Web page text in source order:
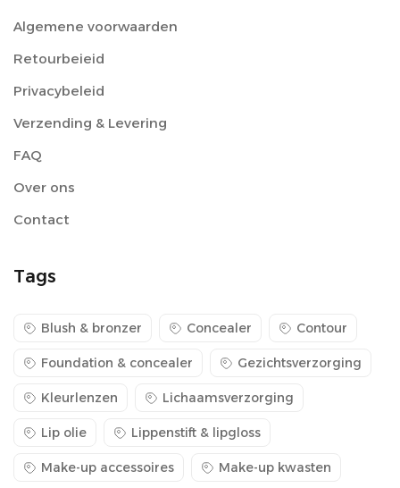
Algemene voorwaarden
Retourbeieid
Privacybeleid
Verzending & Levering
FAQ
Over ons
Contact
Tags
Blush & bronzer Concealer Contour
Foundation & concealer Gezichtsverzorging
Kleurlenzen Lichaamsverzorging
Lip olie Lippenstift & lipgloss
Make-up accessoires Make-up kwasten